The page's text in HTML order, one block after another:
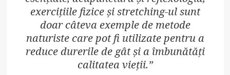
exercițiile fizice și stretching-ul sunt
doar câteva exemple de metode
naturiste care pot fi utilizate pentru a
reduce durerile de gât și a îmbunătăți
calitatea vieții.”